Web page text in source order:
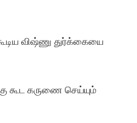
விஷ்ணு துர்க்கையை
கூட கருணை செய்யும்